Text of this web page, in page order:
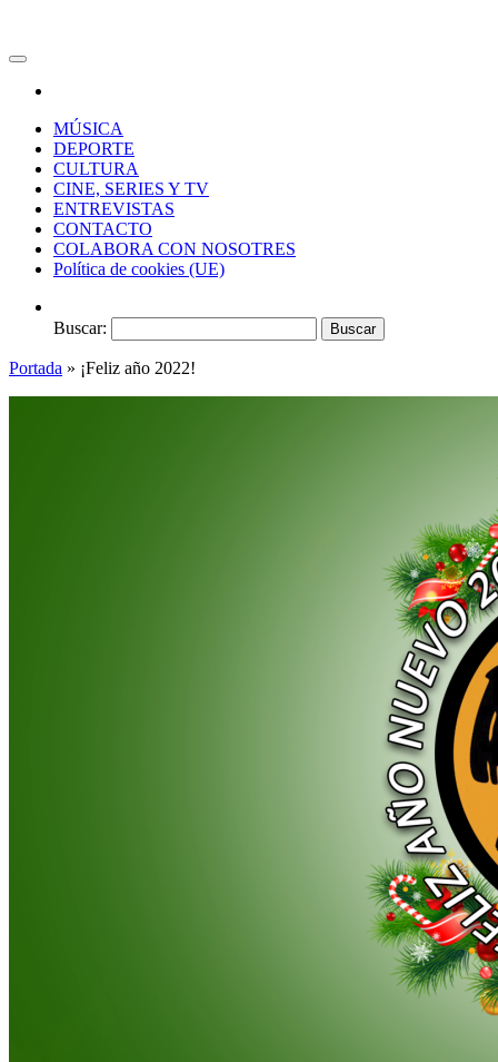
MÚSICA
DEPORTE
CULTURA
CINE, SERIES Y TV
ENTREVISTAS
CONTACTO
COLABORA CON NOSOTRES
Política de cookies (UE)
Buscar:
Portada » ¡Feliz año 2022!